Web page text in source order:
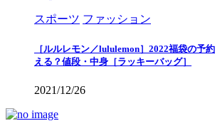
スポーツ ファッション
［ルルレモン／lululemon］2022福袋の予
える？値段・中身［ラッキーバッグ］
2021/12/26